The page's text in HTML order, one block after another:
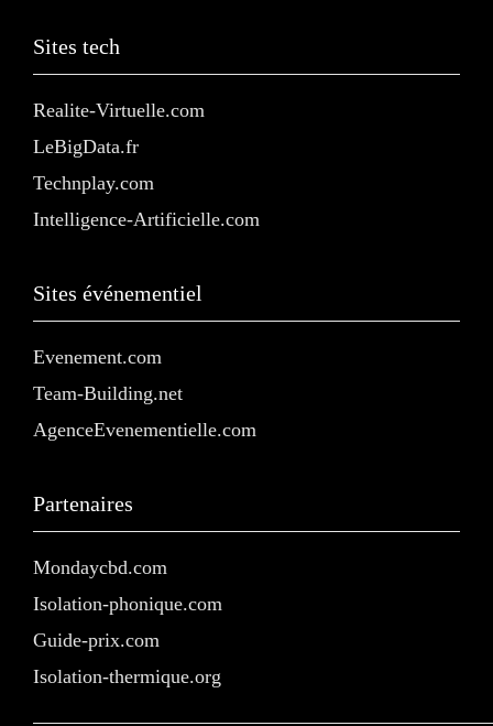
Sites tech
Realite-Virtuelle.com
LeBigData.fr
Technplay.com
Intelligence-Artificielle.com
Sites événementiel
Evenement.com
Team-Building.net
AgenceEvenementielle.com
Partenaires
Mondaycbd.com
Isolation-phonique.com
Guide-prix.com
Isolation-thermique.org